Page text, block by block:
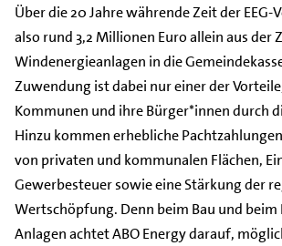
Über die 20 Jahre währende Zeit der
also rund 3,2 Millionen Euro allein aus der
Windenergieanlagen in die
Zuwendung ist dabei nur einer der
Kommunen und ihre Bürger*innen durch
Hinzu kommen erhebliche
von privaten und kommunalen Flächen,
Gewerbesteuer sowie eine Stärkung der
Wertschöpfung. Denn beim Bau und beim
Anlagen achtet ABO Energy darauf,